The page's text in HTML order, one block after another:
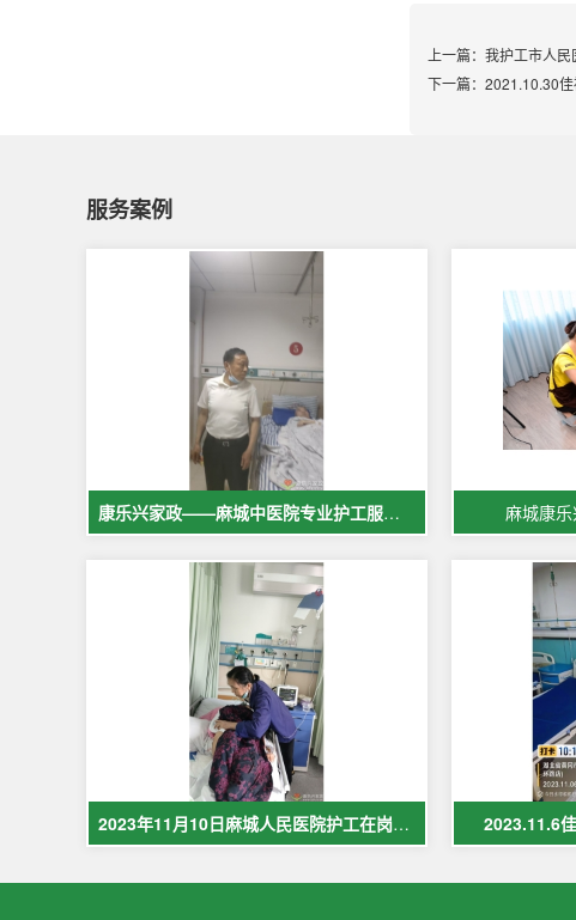
上一篇： 我护工市人
下一篇： 2021.10.30
服务案例
康乐兴家政——麻城中医院专业护工服务，让爱与专业同行 麻城康
2023年11月10日麻城人民医院护工在岗护理病人现场照片 2023.11.6